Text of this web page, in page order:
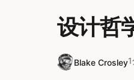
设计哲
Blake Crosley